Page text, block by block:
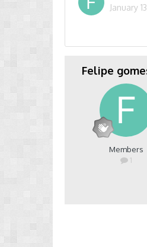
January
Felipe
Members
1